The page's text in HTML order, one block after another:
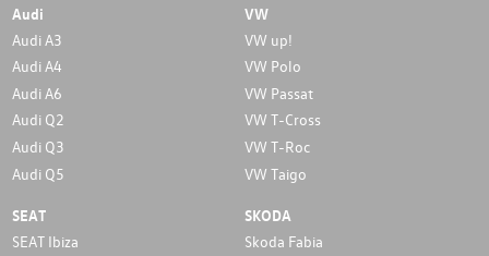
Audi
Audi A3
Audi A4
Audi A6
Audi Q2
Audi Q3
Audi Q5
VW
VW up!
VW Polo
VW Passat
VW T-Cross
VW T-Roc
VW Taigo
SEAT
SEAT Ibiza
SKODA
Skoda Fabia